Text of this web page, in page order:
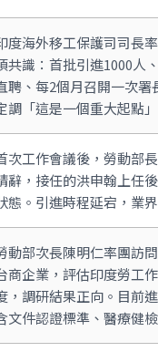
度海外移工保護司司長
共識：首批引進1000人
聘、每2個月召開一次署
調「這是一個重大起點」
次工作會議後，勞動部
辭，接任的洪申翰上任
態。引進時程延宕，業
動部次長陳明仁率團訪
商企業，評估印度勞工
，調研結果正向。目前
文件認證標準、醫療健